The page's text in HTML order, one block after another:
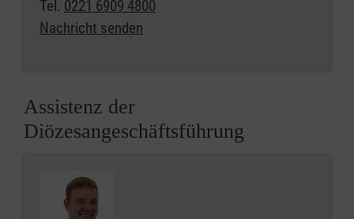
Tel. 0221 6909 4800
Nachricht senden
Assistenz der
Diözesangeschäftsführung